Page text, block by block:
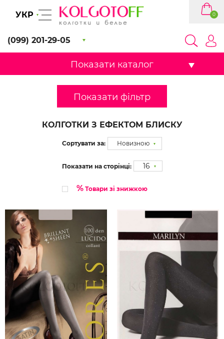
УКР
(099) 201-29-05
0
Показати каталог
Показати фільтр
КОЛГОТКИ З ЕФЕКТОМ БЛИСКУ
Сортувати за: Новизною
Показати на сторінці: 16
% Товари зі знижкою